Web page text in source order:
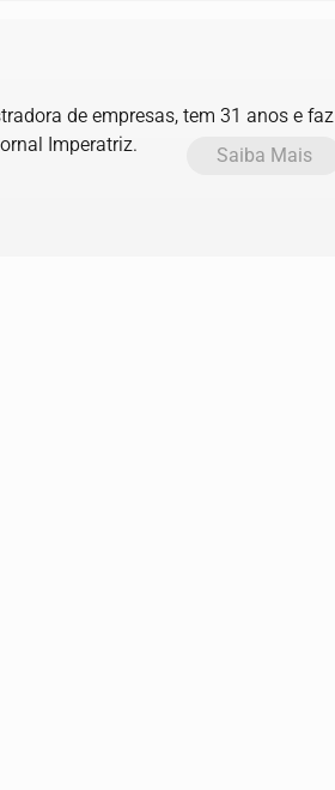
de empresas, tem 31 anos e faz
Imperatriz.
Saiba Mais